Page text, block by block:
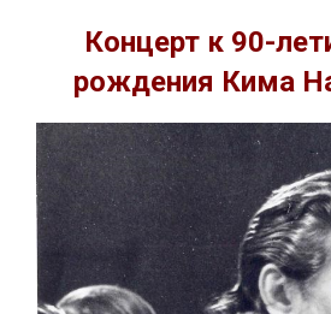
Концерт к 90-
рождения Кима